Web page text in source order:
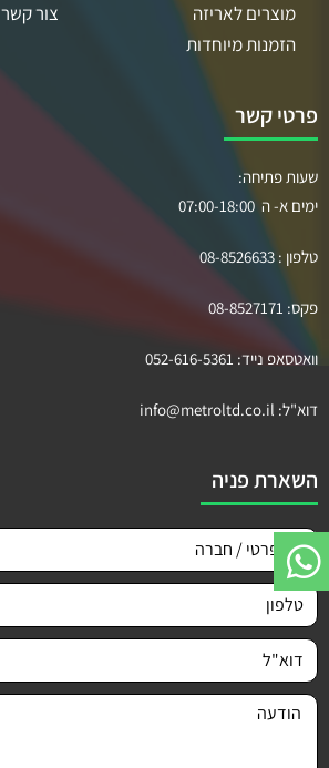
מוצרים לאריזה
הזמנות מיוחדות
צור קשר
פרטי קשר
שעות פתיחה:
ימים א- ה 07:00-18:00
טלפון : 08-8526633
פקס: 08-8527171
וואטסאפ נייד: 052-616-5361
דוא"ל: info@metroltd.co.il
השארת פניה